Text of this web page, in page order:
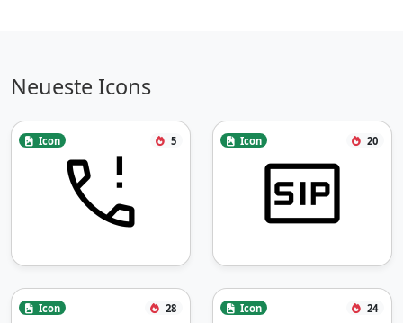
Neueste Icons
Icon 5 Icon 20
Icon 28 Icon 24